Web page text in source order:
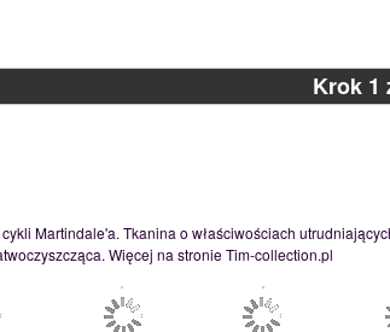
Krok 1
Martindale'a. Tkanina o właściwościach
Więcej na stronie Tim-collection.pl